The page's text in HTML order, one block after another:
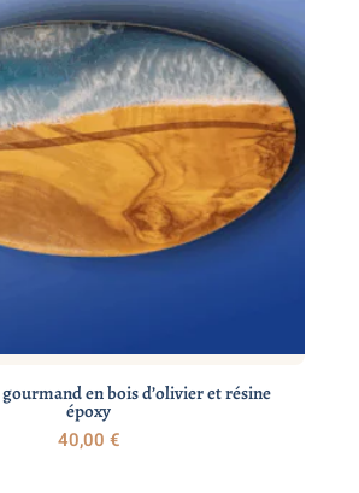
gourmand en bois d’olivier et résine
époxy
40,00 €